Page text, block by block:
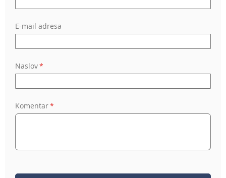
E-mail adresa
Naslov
Komentar